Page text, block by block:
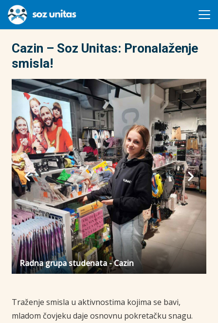
Cazin – Soz Unitas: Pronalaženje
smisla!
Radna grupa studenata - Cazin
Traženje smisla u aktivnostima kojima se bavi,
mladom čovjeku daje osnovnu pokretačku snagu.